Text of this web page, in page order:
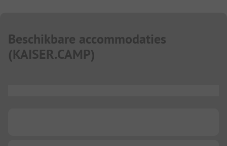
Beschikbare accommodaties
(KAISER.CAMP)